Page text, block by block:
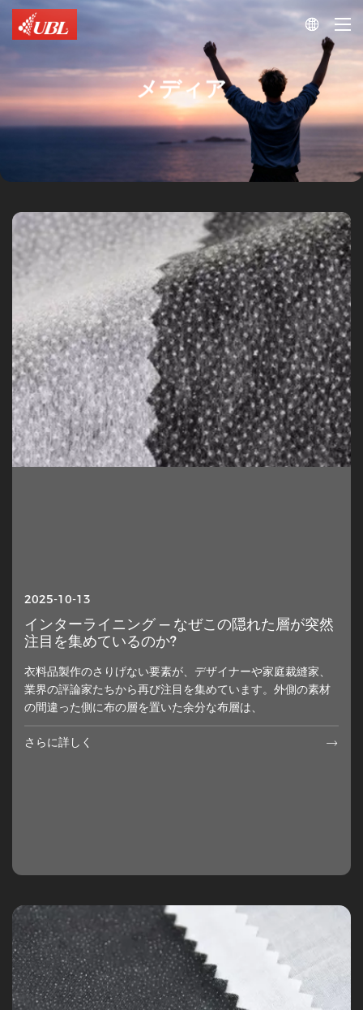

メディア
2025-10-13
インターライニング — なぜこの隠れた層が突然
注目を集めているのか?
衣料品製作のさりげない要素が、デザイナーや家庭裁縫家、
業界の評論家たちから再び注目を集めています。外側の素材
の間違った側に布の層を置いた余分な布層は、
さらに詳しく 